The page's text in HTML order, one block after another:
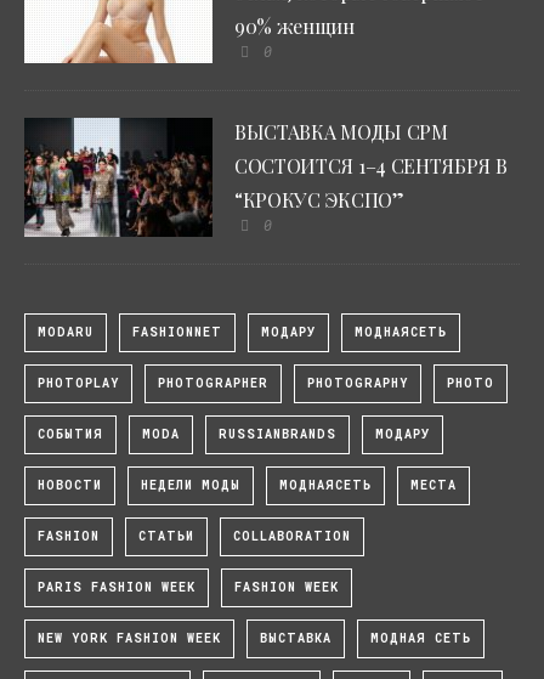
90% женщин
0
ВЫСТАВКА МОДЫ CPM
СОСТОИТСЯ 1–4 СЕНТЯБРЯ В
“КРОКУС ЭКСПО”
0
MODARU FASHIONNET МОДАРУ МОДНАЯСЕТЬ
PHOTOPLAY PHOTOGRAPHER PHOTOGRAPHY PHOTO
СОБЫТИЯ MODA RUSSIANBRANDS МОДАРУ
НОВОСТИ НЕДЕЛИ МОДЫ МОДНАЯСЕТЬ МЕСТА
FASHION СТАТЬИ COLLABORATION
PARIS FASHION WEEK FASHION WEEK
NEW YORK FASHION WEEK ВЫСТАВКА МОДНАЯ СЕТЬ